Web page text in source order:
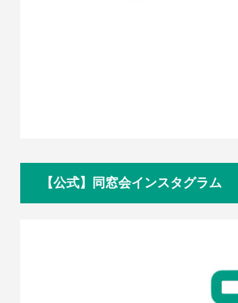
【公式】同窓会インスタグラム